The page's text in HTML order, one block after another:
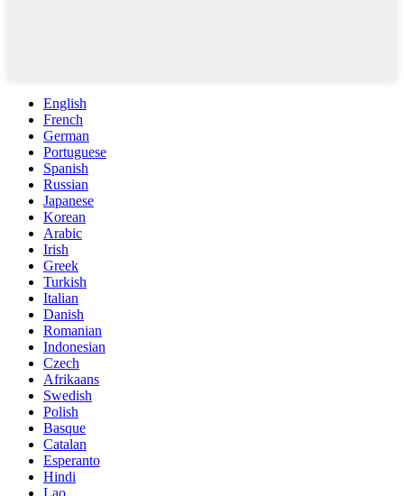
English
French
German
Portuguese
Spanish
Russian
Japanese
Korean
Arabic
Irish
Greek
Turkish
Italian
Danish
Romanian
Indonesian
Czech
Afrikaans
Swedish
Polish
Basque
Catalan
Esperanto
Hindi
Lao